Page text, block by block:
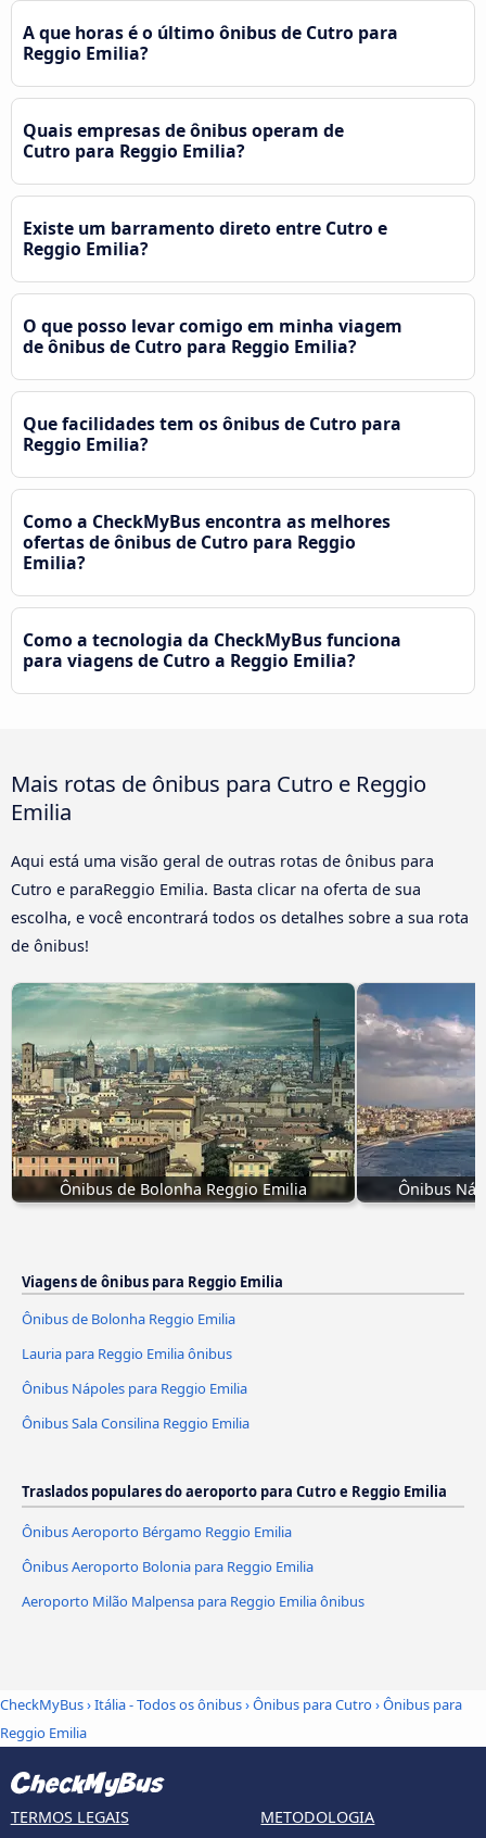
A que horas é o último ônibus de Cutro para
Reggio Emilia?
Quais empresas de ônibus operam de
Cutro para Reggio Emilia?
Existe um barramento direto entre Cutro e
Reggio Emilia?
O que posso levar comigo em minha viagem
de ônibus de Cutro para Reggio Emilia?
Que facilidades tem os ônibus de Cutro para
Reggio Emilia?
Como a CheckMyBus encontra as melhores
ofertas de ônibus de Cutro para Reggio
Emilia?
Como a tecnologia da CheckMyBus funciona
para viagens de Cutro a Reggio Emilia?
Mais rotas de ônibus para Cutro e Reggio
Emilia
Aqui está uma visão geral de outras rotas de ônibus para
Cutro e paraReggio Emilia. Basta clicar na oferta de sua
escolha, e você encontrará todos os detalhes sobre a sua rota
de ônibus!
Ônibus de Bolonha Reggio Emilia Ônibus
Viagens de ônibus para Reggio Emilia
Ônibus de Bolonha Reggio Emilia
Lauria para Reggio Emilia ônibus
Ônibus Nápoles para Reggio Emilia
Ônibus Sala Consilina Reggio Emilia
Traslados populares do aeroporto para Cutro e Reggio Emilia
Ônibus Aeroporto Bérgamo Reggio Emilia
Ônibus Aeroporto Bolonia para Reggio Emilia
Aeroporto Milão Malpensa para Reggio Emilia ônibus
CheckMyBus›Itália - Todos os ônibus›Ônibus para Cutro›Ônibus para
Reggio Emilia
TERMOS LEGAIS
METODOLOGIA